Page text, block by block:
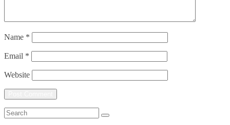
Name *
Email *
Website